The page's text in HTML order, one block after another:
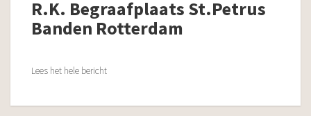
R.K. Begraafplaats St.Petrus
Banden Rotterdam
Lees het hele bericht